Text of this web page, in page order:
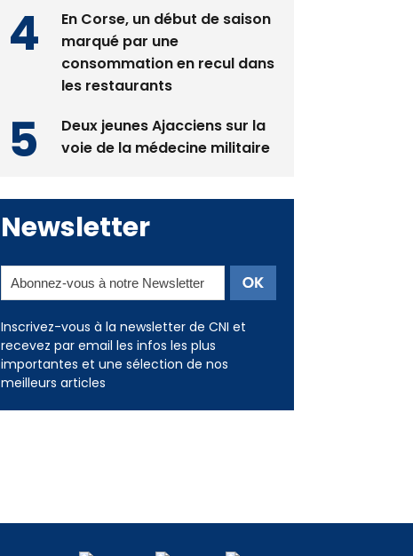
faux vendeur de vin
En Corse, un début de saison
marqué par une
les restaurants
Newsletter
Inscrivez-vous à la newsletter de CNI et
recevez par email les infos les plus